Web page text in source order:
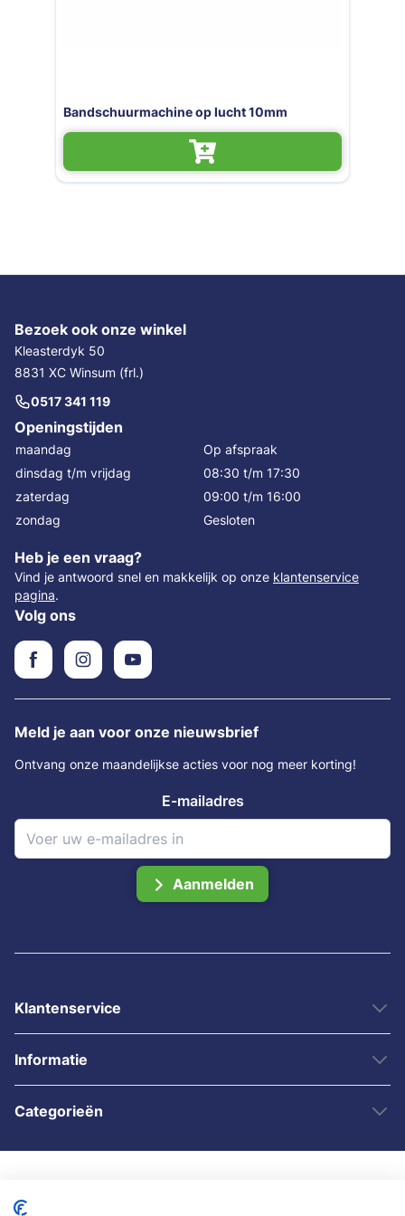
Bandschuurmachine op lucht 10mm
Bezoek ook onze winkel
Kleasterdyk 50
8831 XC Winsum (frl.)
0517 341 119
Openingstijden
maandag
Op afspraak
dinsdag t/m vrijdag
08:30 t/m 17:30
zaterdag
09:00 t/m 16:00
zondag
Gesloten
Heb je een vraag?
Vind je antwoord snel en makkelijk op onze klantenservice
pagina.
Volg ons
Meld je aan voor onze nieuwsbrief
Ontvang onze maandelijkse acties voor nog meer korting!
E-mailadres
Aanmelden
Klantenservice
Informatie
Categorieën